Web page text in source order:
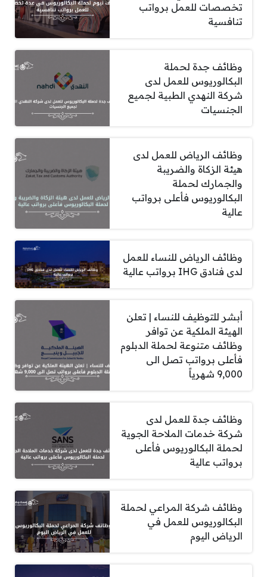
تخصصات للعمل برواتب
تنافسية
وظائف جدة لحملة
البكالوريوس للعمل لدى
شركة النهدي الطبية لجميع
الجنسيات
وظائف الرياض للعمل لدى
هيئة الزكاة والضريبة
والجمارك لحملة
البكالوريوس فأعلى برواتب
عالية
وظائف الرياض للنساء للعمل
لدى فنادق IHG برواتب عالية
أبشر للتوظيف للنساء | تعلن
الهيئة الملكية عن توافر
وظائف متنوعة لحملة الدبلوم
فأعلى برواتب تصل الى
9,000 شهرياً
وظائف جدة للعمل لدى
شركة خدمات الملاحة الجوية
لحملة البكالوريوس فأعلى
برواتب عالية
وظائف شركة المراعي لحملة
البكالوريوس للعمل في
الرياض اليوم